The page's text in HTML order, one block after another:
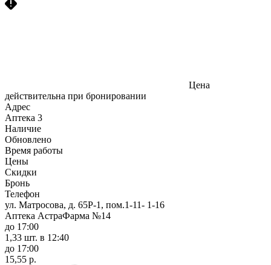
Цена
действительна при бронировании
Адрес
Аптека 3
Наличие
Обновлено
Время работы
Цены
Скидки
Бронь
Телефон
ул. Матросова, д. 65Р-1, пом.1-11- 1-16
Аптека АстраФарма №14
до 17:00
1,33 шт. в 12:40
до 17:00
15,55 р.